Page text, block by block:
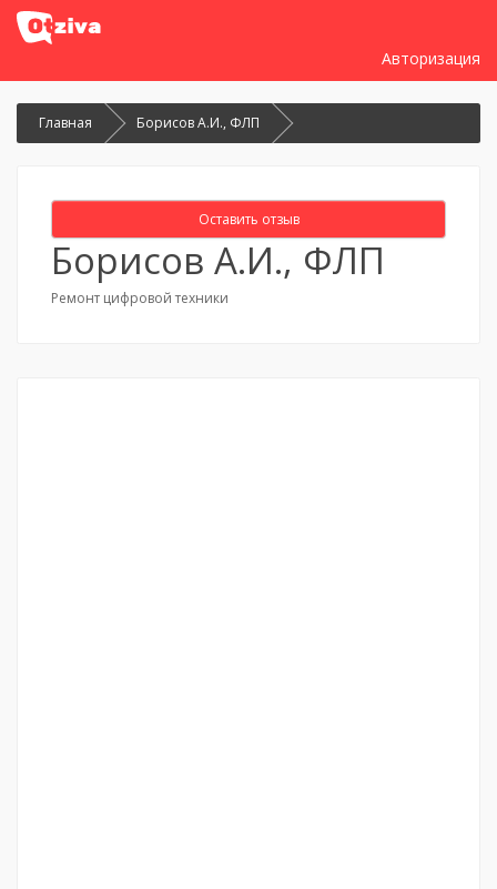
Авторизация
Главная Борисов А.И., ФЛП
Оставить отзыв
Борисов А.И., ФЛП
Ремонт цифровой техники